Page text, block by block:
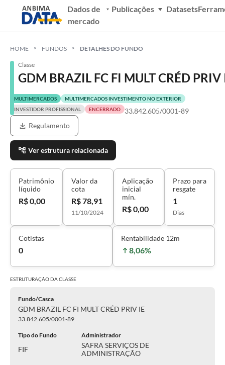
Dados de
mercado
Publicações Datasets
HOME FUNDOS DETALHES DO FUNDO
Classe
GDM BRAZIL FC FI MULT CRÉD PRIV
MULTIMERCADOS
MULTIMERCADOS INVESTIMENTO NO EXTERIOR
INVESTIDOR PROFISSIONAL
ENCERRADO
33.842.605/0001-89
Regulamento
Ver estrutura relacionada
Patrimônio
líquido
R$ 0,00
Valor da
cota
R$ 78,91
11/10/2024
Aplicação
inicial
mín.
R$ 0,00
Prazo para
resgate
1
Dias
Cotistas
0
Rentabilidade 12m
8,06%
ESTRUTURAÇÃO DACLASSE
Fundo/Casca
GDM BRAZIL FC FI MULT CRÉD PRIV IE
33.842.605/0001-89
Tipo do Fundo
FIF
Administrador
SAFRA SERVIÇOS DE
ADMINISTRAÇÃO